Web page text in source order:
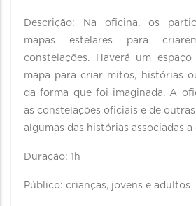
Descrição: Na oficina, os
mapas estelares para
constelações. Haverá um
mapa para criar mitos, histórias
da forma que foi imaginada. A
as constelações oficiais e de
algumas das histórias associadas a
Duração: 1h
Público: crianças, jovens e adultos